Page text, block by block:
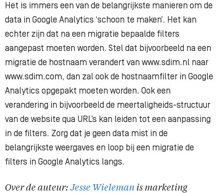
Het is immers een van de belangrijkste manieren om de
data in Google Analytics ‘schoon te maken’. Het kan
echter zijn dat na een migratie bepaalde filters
aangepast moeten worden. Stel dat bijvoorbeeld na een
migratie de hostnaam verandert van www.sdim.nl naar
www.sdim.com, dan zal ook de hostnaamfilter in Google
Analytics opgepakt moeten worden. Ook een
verandering in bijvoorbeeld de meertaligheids-structuur
van de website qua URL’s kan leiden tot een aanpassing
in de filters. Zorg dat je geen data mist in de
belangrijkste weergaves en loop bij een migratie de
filters in Google Analytics langs.
Over de auteur:Jesse Wieleman is marketing